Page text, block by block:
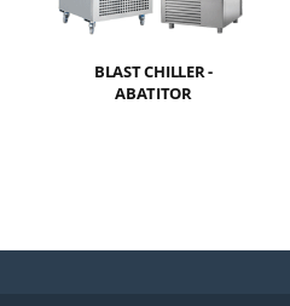
BLAST CHILLER -
ABATITOR